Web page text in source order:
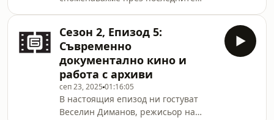
тях.В този епизод ще разгледаме как
цензурата е повлияла върху
пълна пара и на пълни обороти
работи нашият Дигитализационен
център. Той се случи благодарение
на Плана за възстановяване и
устойчивост и реално от декември
миналата година стартира своята
дейност. Този брой е посветен
Сезон 2, Епизод 5:
Съвременно
документално кино и
работа с архиви
сеп 23, 2025 01:16:05
В настоящия епизод ни гостуват
Веселин Диманов, режисьор на